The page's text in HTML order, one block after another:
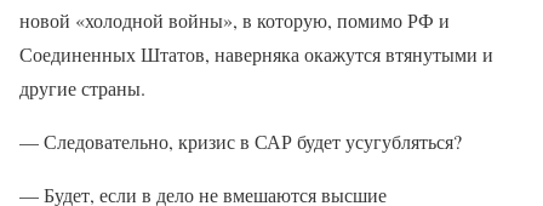
новой «холодной войны», в которую, помимо РФ и
Соединенных Штатов, наверняка окажутся втянутыми и
другие страны.
— Следовательно, кризис в САР будет усугубляться?
— Будет, если в дело не вмешаются высшие